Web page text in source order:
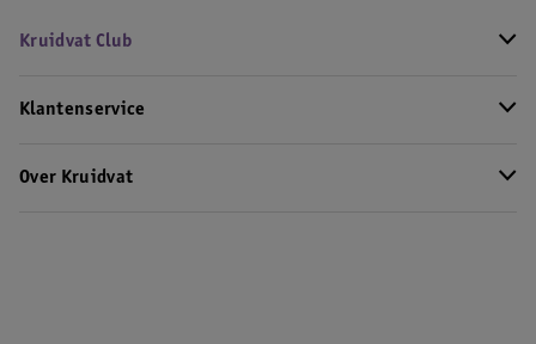
Kruidvat Club
Klantenservice
Over Kruidvat